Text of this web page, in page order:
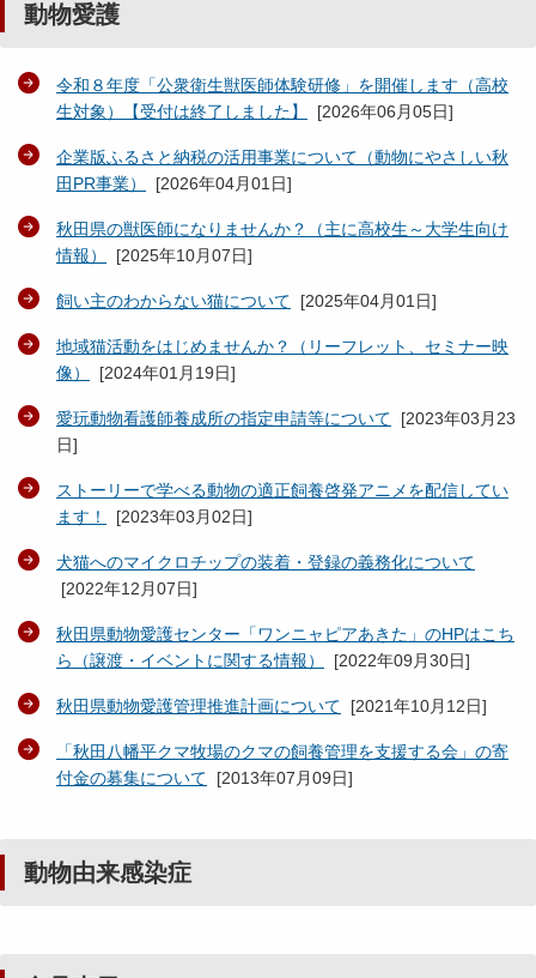
動物愛護
令和８年度「公衆衛生獣医師体験研修」を開催します（高校
生対象）【受付は終了しました】
[2026年06月05日]
企業版ふるさと納税の活用事業について（動物にやさしい秋
田PR事業）
[2026年04月01日]
秋田県の獣医師になりませんか？（主に高校生～大学生向け
情報）
[2025年10月07日]
飼い主のわからない猫について [2025年04月01日]
地域猫活動をはじめませんか？（リーフレット、セミナー映
像）
[2024年01月19日]
愛玩動物看護師養成所の指定申請等について [2023年03月23
日]
ストーリーで学べる動物の適正飼養啓発アニメを配信してい
ます！
[2023年03月02日]
犬猫へのマイクロチップの装着・登録の義務化について
[2022年12月07日]
秋田県動物愛護センター「ワンニャピアあきた」のHPはこち
ら（譲渡・イベントに関する情報）
[2022年09月30日]
秋田県動物愛護管理推進計画について [2021年10月12日]
「秋田八幡平クマ牧場のクマの飼養管理を支援する会」の寄
付金の募集について [2013年07月09日]
動物由来感染症